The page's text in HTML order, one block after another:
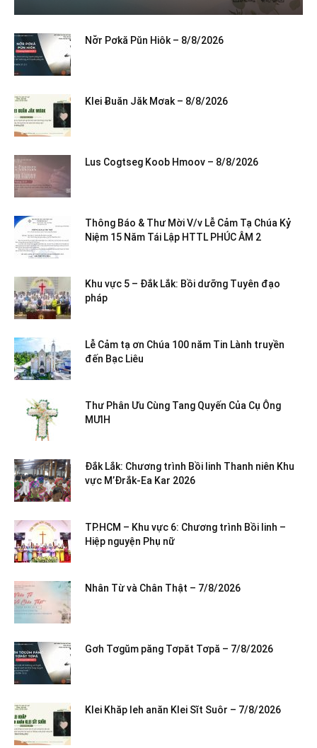
Nơ̆r Pơkă Pŭn Hiôk – 8/8/2026
Klei Ƀuăn Jăk Mơak – 8/8/2026
Lus Cogtseg Koob Hmoov – 8/8/2026
Thông Báo & Thư Mời V/v Lễ Cảm Tạ Chúa Kỷ
Niệm 15 Năm Tái Lập HTTL PHÚC ÂM 2
Khu vực 5 – Đắk Lắk: Bồi dưỡng Tuyên đạo
pháp
Lễ Cảm tạ ơn Chúa 100 năm Tin Lành truyền
đến Bạc Liêu
Thư Phân Ưu Cùng Tang Quyến Của Cụ Ông
MƯIH
Đắk Lắk: Chương trình Bồi linh Thanh niên Khu
vực M’Đrắk-Ea Kar 2026
TP.HCM – Khu vực 6: Chương trình Bồi linh –
Hiệp nguyện Phụ nữ
Nhân Từ và Chân Thật – 7/8/2026
Gơh Tơgŭm păng Tơpăt Tơpă – 7/8/2026
Klei Khăp leh anăn Klei Sĭt Suôr – 7/8/2026